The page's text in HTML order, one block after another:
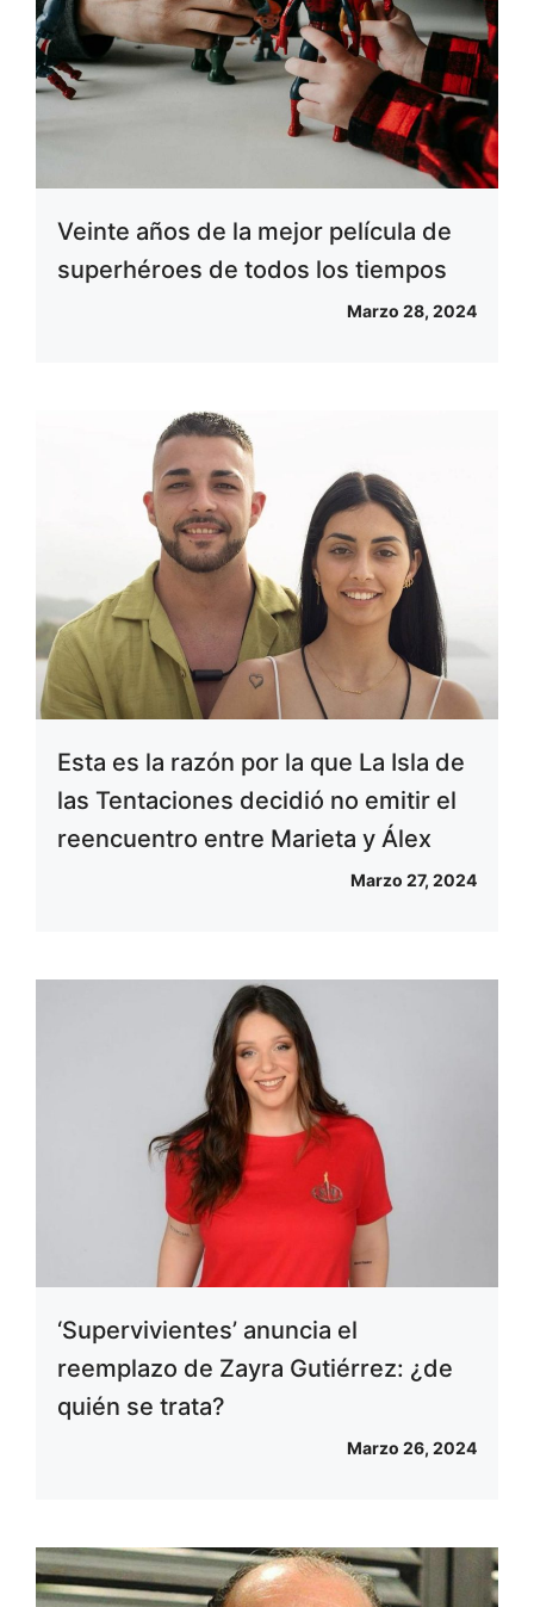
Veinte años de la mejor película de
superhéroes de todos los tiempos
Marzo 28, 2024
Esta es la razón por la que La Isla de
las Tentaciones decidió no emitir el
reencuentro entre Marieta y Álex
Marzo 27, 2024
‘Supervivientes’ anuncia el
reemplazo de Zayra Gutiérrez: ¿de
quién se trata?
Marzo 26, 2024